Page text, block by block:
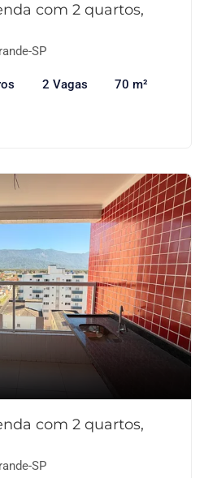
com 2 quartos,
SP
2 Vagas 70 m²
com 2 quartos,
SP